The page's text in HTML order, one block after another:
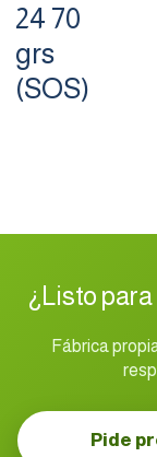
24 70
grs
(SOS)
¿Listo
Fábrica
Pide